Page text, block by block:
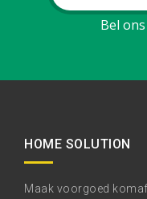
Bel
HOME SOLUTION
Maak voorgoed